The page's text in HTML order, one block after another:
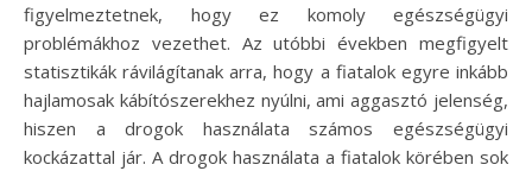
figyelmeztetnek, hogy ez komoly egészségügyi
problémákhoz vezethet. Az utóbbi években megfigyelt
statisztikák rávilágítanak arra, hogy a fiatalok egyre inkább
hajlamosak kábítószerekhez nyúlni, ami aggasztó jelenség,
hiszen a drogok használata számos egészségügyi
kockázattal jár. A drogok használata a fiatalok körében sok